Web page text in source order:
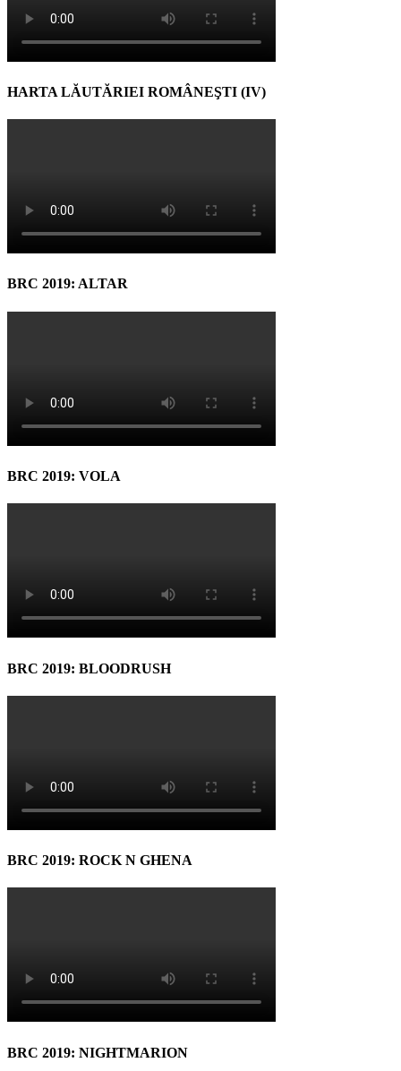
HARTA LĂUTĂRIEI ROMÂNEŞTI (IV)
BRC 2019: ALTAR
BRC 2019: VOLA
BRC 2019: BLOODRUSH
BRC 2019: ROCK N GHENA
BRC 2019: NIGHTMARION